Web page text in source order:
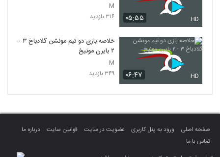
۰۵:۵۵ HD
M
۳۱۶ بازدید
۰۶:۴۷ HD
خلاصه بازی دو تیم مونشن گلادباخ ۳ -
۲ بایرن مونیخ
M
۳۴۹ بازدید
صفحه اصلی ورود به پنل کاربری عضویت در سایت قوانین سایت
درباره ما
تماس با ما